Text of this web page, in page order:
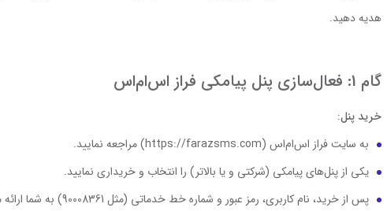
هدیه دهید.
گام 1: فعال‌سازی پنل پیامکی فراز اس‌ام‌اس
خرید پنل:
به سایت فراز اس‌ام‌اس (https://farazsms.com) مراجعه نمایید.
یکی از پنل‌های پیامکی (شرکتی و یا بالاتر) را انتخاب و خریداری نمایید.
پس از خرید، نام کاربری، رمز عبور و شماره خط خدماتی (مثل 90008361) به شما ارائه می‌شود.